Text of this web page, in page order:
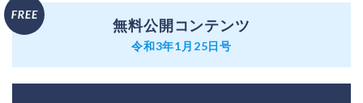
無料公開コンテンツ
令和3年1月25日号